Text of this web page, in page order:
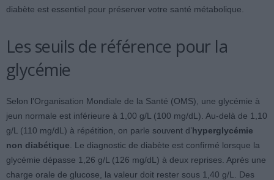
diabète est essentiel pour préserver votre santé métabolique.
Les seuils de référence pour la
glycémie
Selon l’Organisation Mondiale de la Santé (OMS), une glycémie à
jeun normale est inférieure à 1,00 g/L (100 mg/dL). Au-delà de 1,10
g/L (110 mg/dL) à répétition, on parle souvent d’hyperglycémie
non diabétique . Le diagnostic de diabète est confirmé lorsque la
glycémie dépasse 1,26 g/L (126 mg/dL) à deux reprises. Après une
charge orale de glucose, la valeur doit rester sous 1,40 g/L. Des